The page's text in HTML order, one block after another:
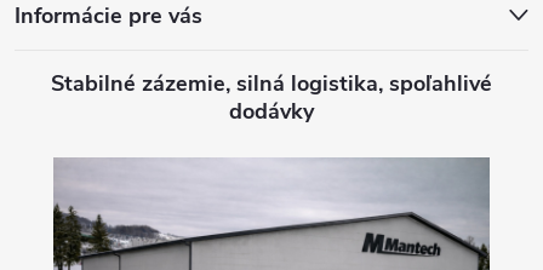
Informácie pre vás
Stabilné zázemie, silná logistika, spoľahlivé
dodávky